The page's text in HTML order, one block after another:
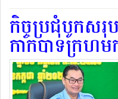
កិច្ចប្រជុំបូកស
កាកបាទក្រហម